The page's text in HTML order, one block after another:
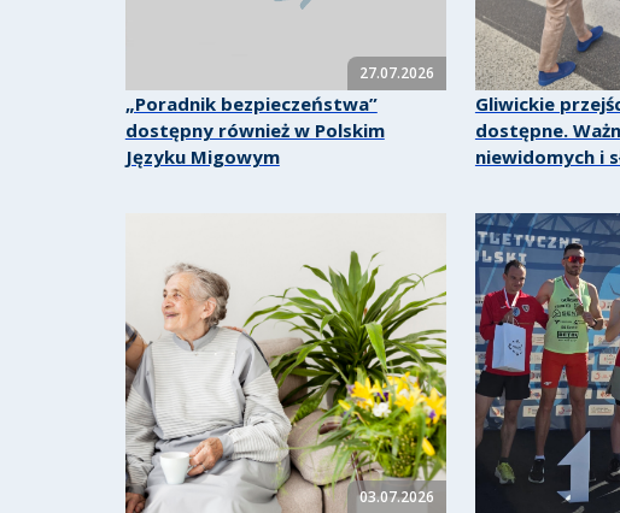
27.07.2026
„Poradnik bezpieczeństwa”
dostępny również w Polskim
Języku Migowym
Gliwickie
dostępne.
niewidomych i
03.07.2026